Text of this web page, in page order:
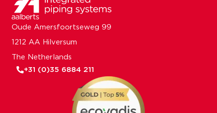
Oude Amersfoortseweg 99
1212 AA Hilversum
The Netherlands
+31 (0)35 6884 211